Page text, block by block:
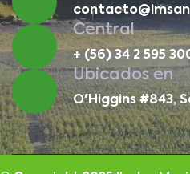
Central
+ (56) 34 2 595
Ubicados en
O'Higgins #843,